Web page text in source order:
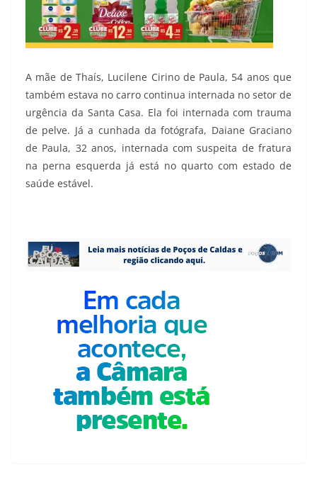
A mãe de Thaís, Lucilene Cirino de Paula, 54 anos que
também estava no carro continua internada no setor de
urgência da Santa Casa. Ela foi internada com trauma
de pelve. Já a cunhada da fotógrafa, Daiane Graciano
de Paula, 32 anos, internada com suspeita de fratura
na perna esquerda já está no quarto com estado de
saúde estável.